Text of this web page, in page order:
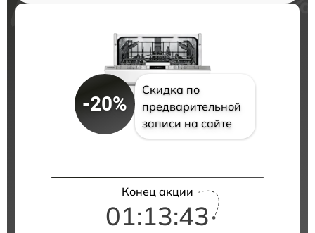
-20%
Скидка по
предварительной
записи на сайте
Конец акции
01:13:42